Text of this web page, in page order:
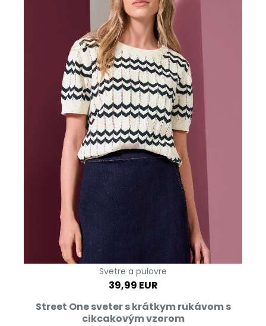
Svetre a pulovre
39,99 EUR
Street One sveter s krátkym rukávom s
cikcakovým vzorom